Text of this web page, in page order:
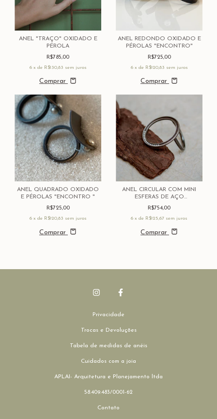
ANEL "TRAÇO" OXIDADO E
PÉROLA
R$785,00
6 x de R$130,83 sem juros
Comprar
ANEL REDONDO OXIDADO E
PÉROLAS "ENCONTRO"
R$725,00
6 x de R$120,83 sem juros
Comprar
ANEL QUADRADO OXIDADO
E PÉROLAS "ENCONTRO "
R$725,00
6 x de R$120,83 sem juros
Comprar
ANEL CIRCULAR COM MINI
ESFERAS DE AÇO
"MOVIMENTO"
R$754,00
6 x de R$125,67 sem juros
Comprar
Privacidade
Trocas e Devoluções
Tabela de medidas de anéis
Cuidados com a joia
APLAI- Arquitetura e Planejamento ltda
58.409.483/0001-62
Contato